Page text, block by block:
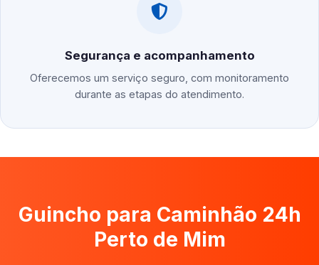
Segurança e acompanhamento
Oferecemos um serviço seguro, com monitoramento
durante as etapas do atendimento.
Guincho para Caminhão 24h
Perto de Mim